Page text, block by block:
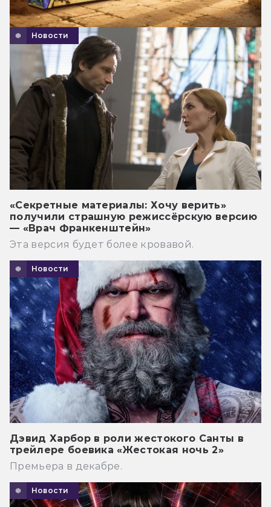
Новости
«Секретные материалы: Хочу верить»
получили страшную режиссёрскую версию
— «Врач Франкенштейн»
Эта версия будет более кровавой.
Новости
Дэвид Харбор в роли жестокого Санты в
трейлере боевика «Жестокая ночь 2»
Премьера в декабре.
Новости